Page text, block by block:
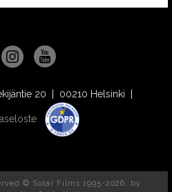
20 | 00210 Helsinki |
© Solar Films 1995-2026, by